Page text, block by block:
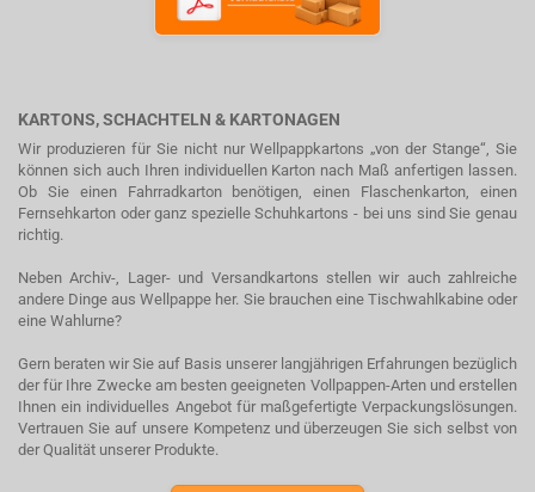
KARTONS, SCHACHTELN & KARTONAGEN
Wir produzieren für Sie nicht nur Wellpappkartons „von der Stange“, Sie
können sich auch Ihren individuellen Karton nach Maß anfertigen lassen.
Ob Sie einen Fahrradkarton benötigen, einen Flaschenkarton, einen
Fernsehkarton oder ganz spezielle Schuhkartons - bei uns sind Sie genau
richtig.
Neben Archiv-, Lager- und Versandkartons stellen wir auch zahlreiche
andere Dinge aus Wellpappe her. Sie brauchen eine Tischwahlkabine oder
eine Wahlurne?
Gern beraten wir Sie auf Basis unserer langjährigen Erfahrungen bezüglich
der für Ihre Zwecke am besten geeigneten Vollpappen-Arten und erstellen
Ihnen ein individuelles Angebot für maßgefertigte Verpackungslösungen.
Vertrauen Sie auf unsere Kompetenz und überzeugen Sie sich selbst von
der Qualität unserer Produkte.